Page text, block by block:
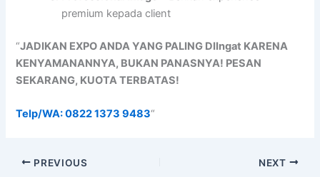
premium kepada client
“JADIKAN EXPO ANDA YANG PALING DIIngat KARENA
KENYAMANANNYA, BUKAN PANASNYA! PESAN
SEKARANG, KUOTA TERBATAS!
Telp/WA: 0822 1373 9483“
PREVIOUS NEXT